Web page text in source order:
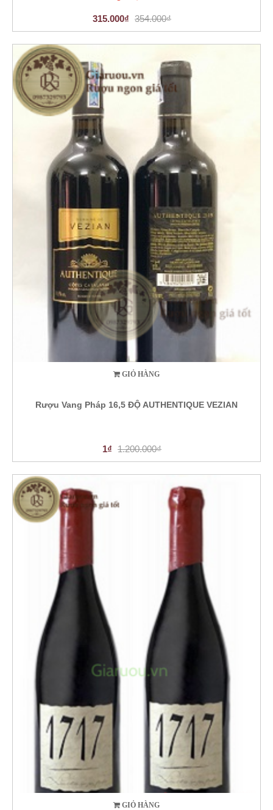
315.000₫ 354.000₫
GIỎ HÀNG
Rượu Vang Pháp 16,5 ĐỘ AUTHENTIQUE VEZIAN
1₫ 1.200.000₫
GIỎ HÀNG